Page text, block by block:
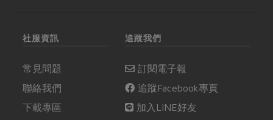
社服資訊
常見問題
聯絡我們
下載專區
追蹤我們
訂閱電子報
追蹤Facebook專頁
加入LINE好友